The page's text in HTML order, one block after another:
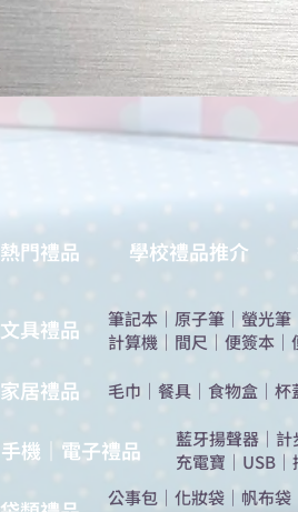
熱門禮品 學校禮品推介
​文具禮品 筆記本 ｜ 原子筆 ｜ 螢光筆
計算機 ｜ 間尺 ｜ 便簽本 ｜
​家居禮品 ​毛巾 ｜ 餐具 ｜ 食物盒 ｜ 杯
手機｜電子禮品 ​藍牙揚聲器 ｜ 計
充電寶 ｜ USB ｜
公事包 ｜ 化妝袋 ｜ 帆布袋